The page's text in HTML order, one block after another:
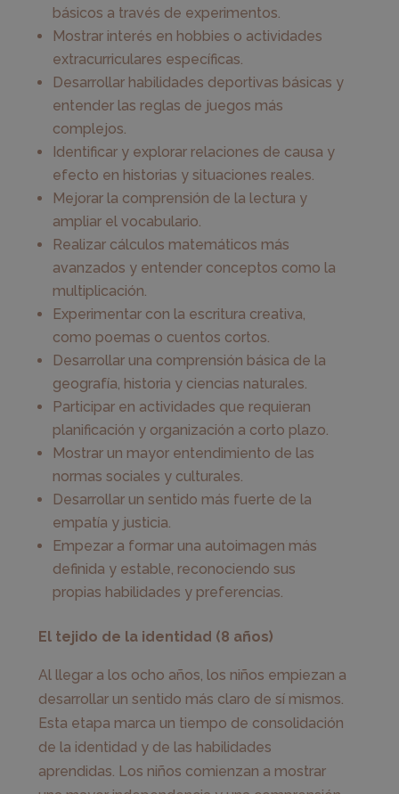
básicos a través de experimentos.
Mostrar interés en hobbies o actividades
extracurriculares específicas.
Desarrollar habilidades deportivas básicas y
entender las reglas de juegos más
complejos.
Identificar y explorar relaciones de causa y
efecto en historias y situaciones reales.
Mejorar la comprensión de la lectura y
ampliar el vocabulario.
Realizar cálculos matemáticos más
avanzados y entender conceptos como la
multiplicación.
Experimentar con la escritura creativa,
como poemas o cuentos cortos.
Desarrollar una comprensión básica de la
geografía, historia y ciencias naturales.
Participar en actividades que requieran
planificación y organización a corto plazo.
Mostrar un mayor entendimiento de las
normas sociales y culturales.
Desarrollar un sentido más fuerte de la
empatía y justicia.
Empezar a formar una autoimagen más
definida y estable, reconociendo sus
propias habilidades y preferencias.
El tejido de la identidad (8 años)
Al llegar a los ocho años, los niños empiezan a
desarrollar un sentido más claro de sí mismos.
Esta etapa marca un tiempo de consolidación
de la identidad y de las habilidades
aprendidas. Los niños comienzan a mostrar